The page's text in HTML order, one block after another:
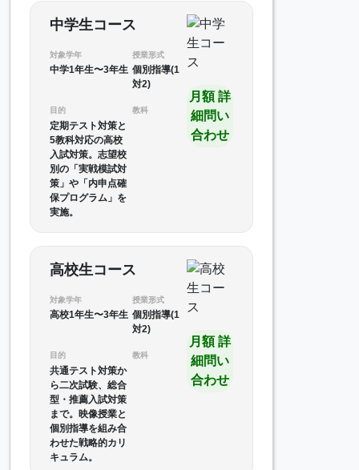
中学生コース
対象学年
中学1年生〜3年生
授業形式
個別指導(1
対2)
目的
定期テスト対策と
5教科対応の高校
入試対策。志望校
別の「実戦模試対
策」や「内申点確
保プログラム」を
実施。
教科
月額 詳
細問い
合わせ
高校生コース
対象学年
高校1年生〜3年生
授業形式
個別指導(1
対2)
目的
共通テスト対策か
ら二次試験、総合
型・推薦入試対策
まで。映像授業と
個別指導を組み合
わせた戦略的カリ
キュラム。
教科
月額 詳
細問い
合わせ